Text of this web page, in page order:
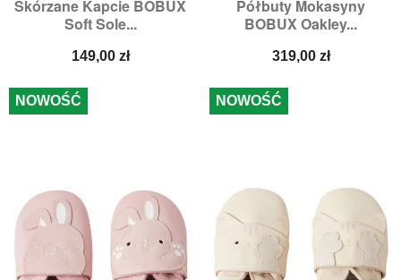
Skórzane Kapcie BOBUX
Soft Sole...
Cena
149,00 zł
Półbuty Mokasyny
BOBUX Oakley...
Cena
319,00 zł
NOWOŚĆ NOWOŚĆ